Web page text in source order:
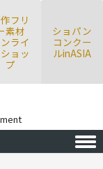
フリ
素材
ライ
ョッ
プ
ショパン
コンクー
ルinASIA